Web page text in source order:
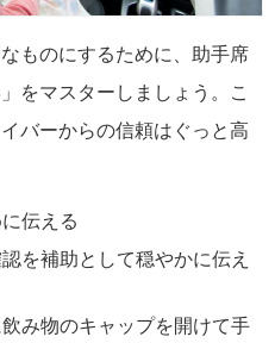
ものにするために、助手席
をマスターしましょう。こ
バーからの信頼はぐっと高
伝える
を補助として穏やかに伝え
み物のキャップを開けて手